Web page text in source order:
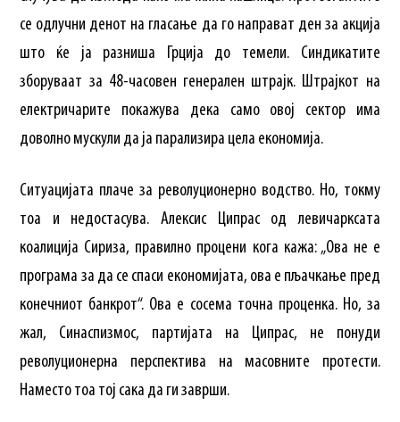
се одлучни денот на гласање да го направат ден за акција
што ќе ја разниша Грција до темели. Синдикатите
зборуваат за 48-часовен генерален штрајк. Штрајкот на
електричарите покажува дека само овој сектор има
доволно мускули да ја парализира цела економија.
Ситуацијата плаче за револуционерно водство. Но, токму
тоа и недостасува. Алексис Ципрас од левичарксата
коалиција Сириза, правилно процени кога кажа: „Ова не е
програма за да се спаси економијата, ова е пљачкање пред
конечниот банкрот“. Ова е сосема точна проценка. Но, за
жал, Синаспизмос, партијата на Ципрас, не понуди
револуционерна перспектива на масовните протести.
Наместо тоа тој сака да ги заврши.